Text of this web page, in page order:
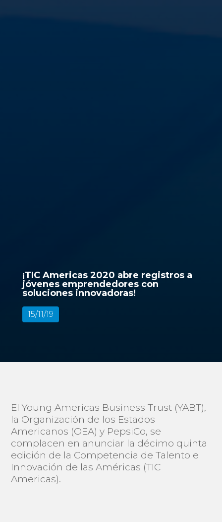
¡TIC Americas 2020 abre registros a
jóvenes emprendedores con
soluciones innovadoras!
15/11/19
El Young Americas Business Trust (YABT),
la Organización de los Estados
Americanos (OEA) y PepsiCo, se
complacen en anunciar la décimo quinta
edición de la Competencia de Talento e
Innovación de las Américas (TIC
Americas).